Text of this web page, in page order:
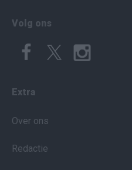
Volg ons
Extra
Over ons
Redactie